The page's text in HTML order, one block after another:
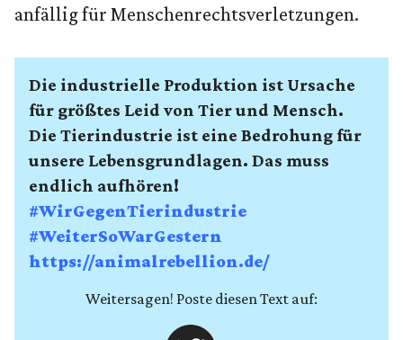
anfällig für Menschenrechtsverletzungen.
Die industrielle Produktion ist Ursache
für größtes Leid von Tier und Mensch.
Die Tierindustrie ist eine Bedrohung für
unsere Lebensgrundlagen. Das muss
endlich aufhören!
#WirGegenTierindustrie
#WeiterSoWarGestern
https://animalrebellion.de/
Weitersagen! Poste diesen Text auf: